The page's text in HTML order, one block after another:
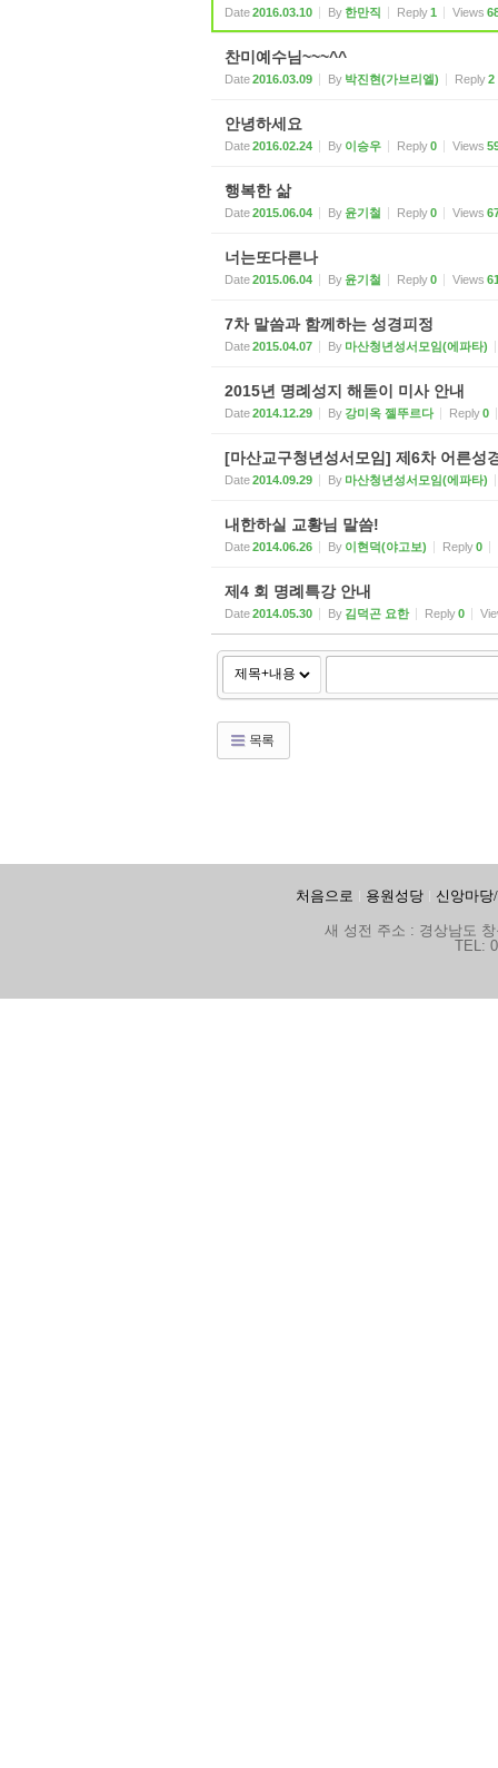
Date2016.03.10 By 한만직 Reply1 Views
찬미예수님~~~^^
Date2016.03.09 By 박진현(가브리엘) Reply2
안녕하세요
Date2016.02.24 By 이승우 Reply0 Views
행복한 삶
Date2015.06.04 By윤기철 Reply0 Views
너는또다른나
Date2015.06.04 By윤기철 Reply0 Views
7차 말씀과 함께하는 성경피정
Date2015.04.07 By 마산청년성서모임(에파타)
2015년 명례성지 해돋이 미사 안내
Date2014.12.29 By 강미옥 젤뚜르다 Reply0
[마산교구청년성서모임] 제6차 어른성
Date2014.09.29 By 마산청년성서모임(에파타)
내한하실 교황님 말씀!
Date2014.06.26 By 이현덕(야고보) Reply0
제4 회 명례특강 안내
Date2014.05.30 By 김덕곤 요한 Reply0
목록
처음으로 용원성당 신앙마당
새 성전 주소 : 경상남도
TEL: